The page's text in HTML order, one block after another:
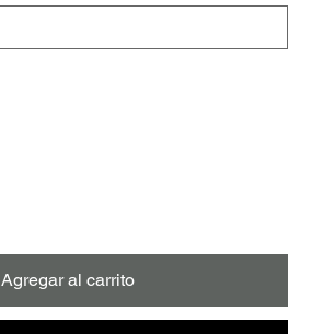
Agregar al carrito